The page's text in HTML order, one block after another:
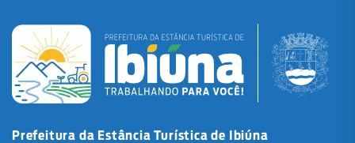
Prefeitura da Estância Turística de Ibiúna